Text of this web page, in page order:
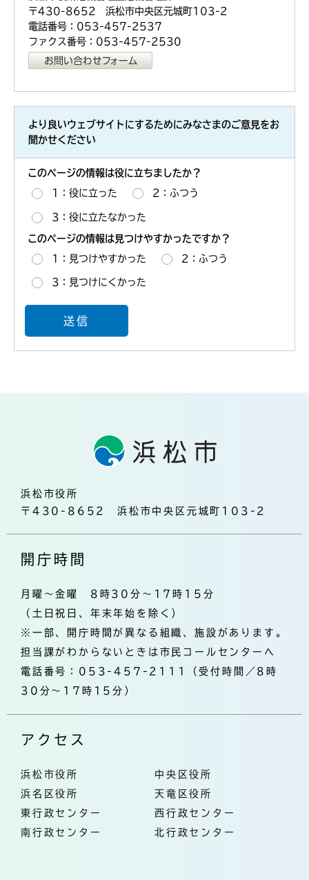
〒430-8652 浜松市中央区元城町103-2
電話番号：053-457-2537
ファクス番号：053-457-2530
より良いウェブサイトにするためにみなさまのご意見をお
聞かせください
このページの情報は役に立ちましたか？
1：役に立った 2：ふつう
3：役に立たなかった
このページの情報は見つけやすかったですか？
1：見つけやすかった 2：ふつう
3：見つけにくかった
浜松市役所
〒430-8652 浜松市中央区元城町103-2
開庁時間
月曜～金曜 8時30分～17時15分
（土日祝日、年末年始を除く）
※一部、開庁時間が異なる組織、施設があります。
担当課がわからないときは市民コールセンターへ
電話番号：053-457-2111（受付時間／8時
30分～17時15分）
アクセス
浜松市役所
中央区役所
浜名区役所
天竜区役所
東行政センター
西行政センター
南行政センター
北行政センター